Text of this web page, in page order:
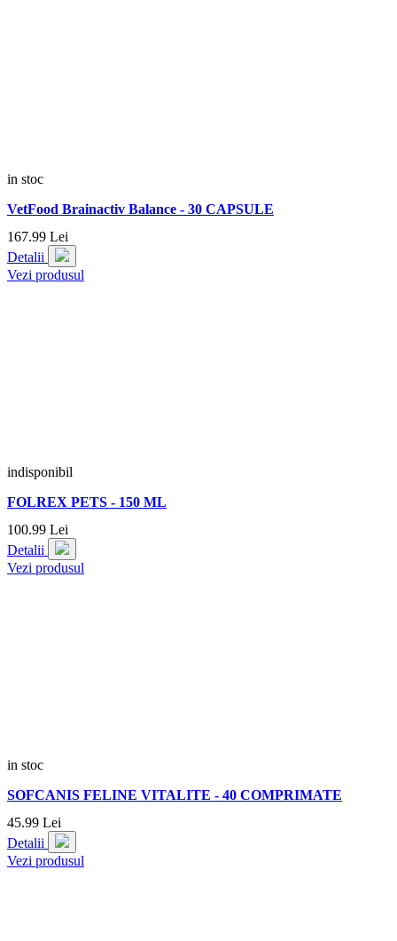
in stoc
VetFood Brainactiv Balance - 30 CAPSULE
167.99 Lei
Detalii
Vezi produsul
indisponibil
FOLREX PETS - 150 ML
100.99 Lei
Detalii
Vezi produsul
in stoc
SOFCANIS FELINE VITALITE - 40 COMPRIMATE
45.99 Lei
Detalii
Vezi produsul